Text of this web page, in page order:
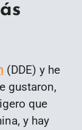
(DDE) y he
gustaron,
que
y hay